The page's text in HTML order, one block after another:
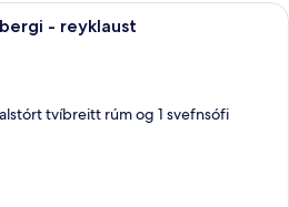
Deluxe-íbúð - 2 svefnherbergi -
- reyklaust
tvíbreitt rúm og 1 svefnsófi